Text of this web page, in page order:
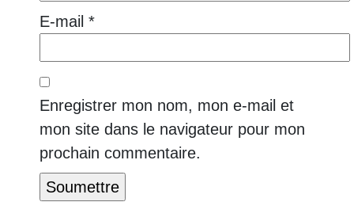
E-mail *
Enregistrer mon nom, mon e-mail et
mon site dans le navigateur pour mon
prochain commentaire.